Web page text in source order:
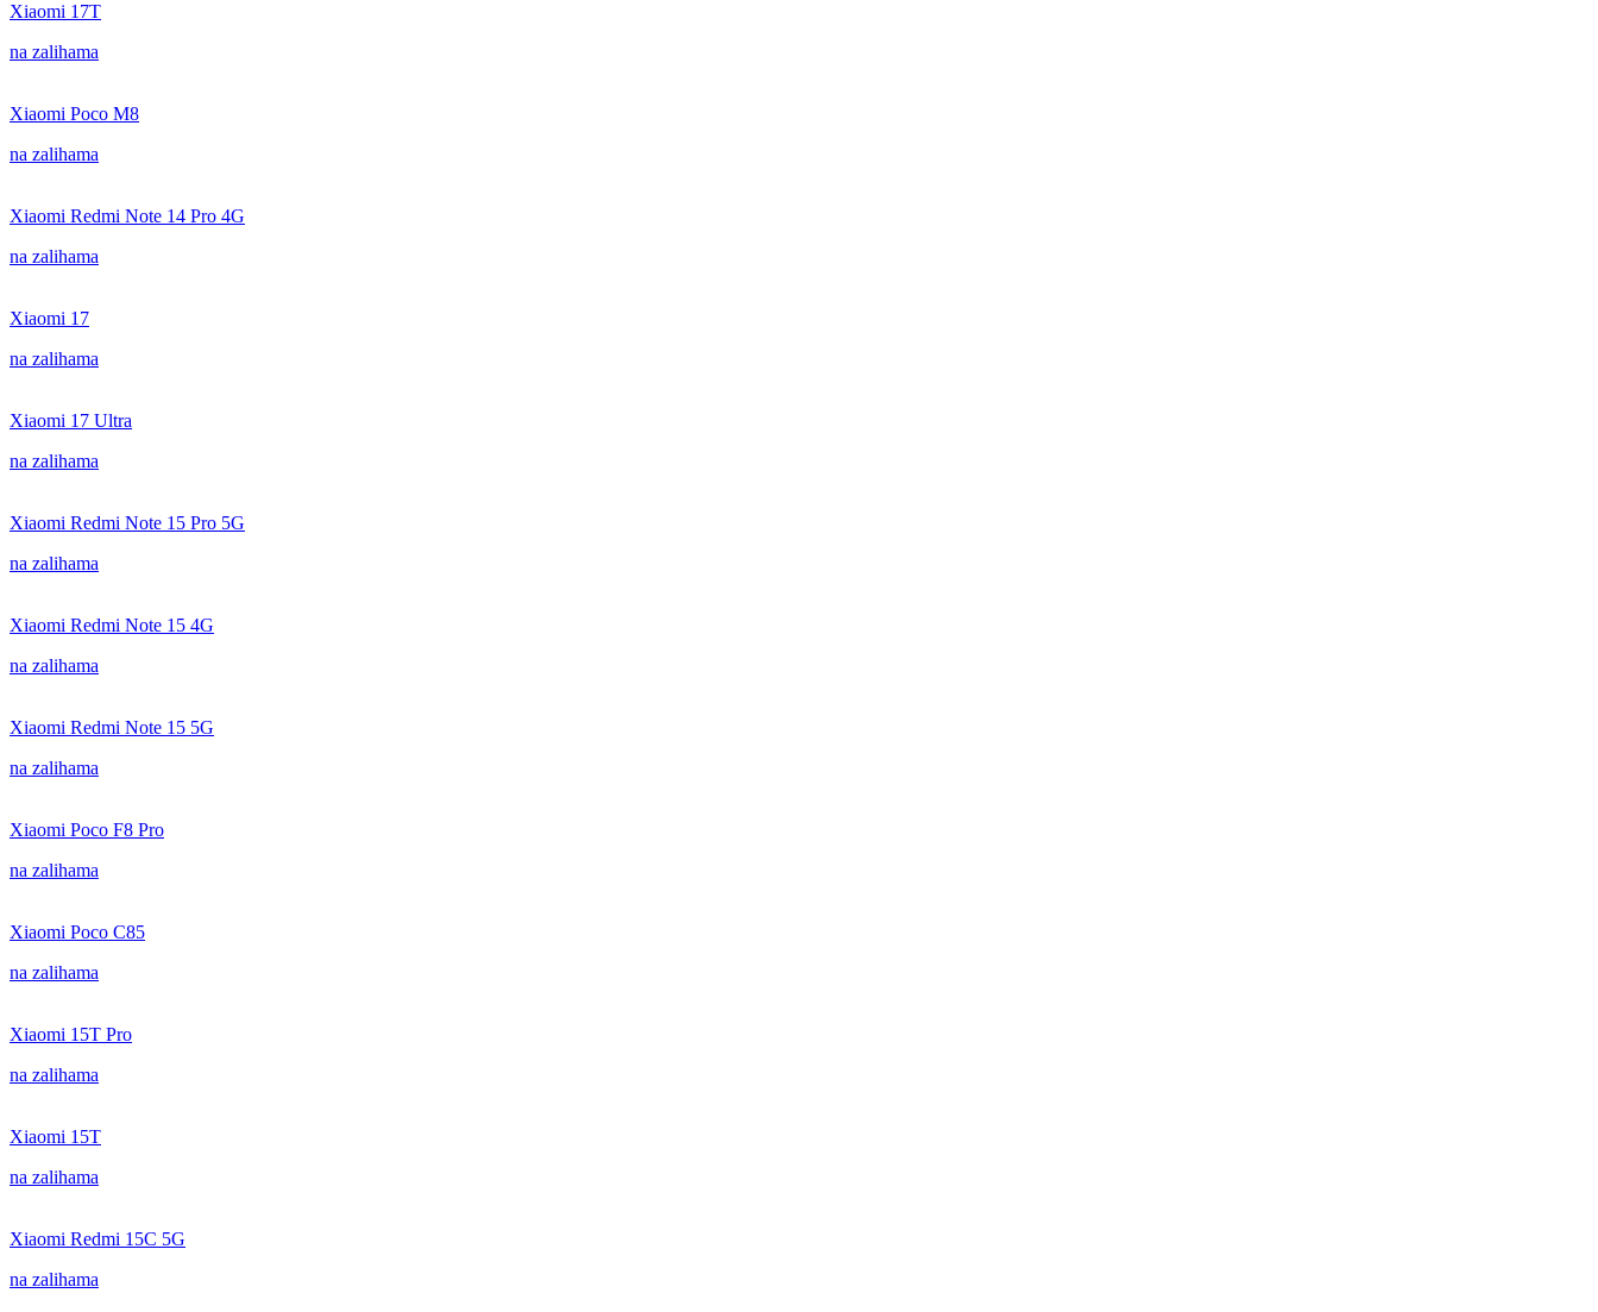
Xiaomi 17T
na zalihama
Xiaomi Poco M8
na zalihama
Xiaomi Redmi Note 14 Pro 4G
na zalihama
Xiaomi 17
na zalihama
Xiaomi 17 Ultra
na zalihama
Xiaomi Redmi Note 15 Pro 5G
na zalihama
Xiaomi Redmi Note 15 4G
na zalihama
Xiaomi Redmi Note 15 5G
na zalihama
Xiaomi Poco F8 Pro
na zalihama
Xiaomi Poco C85
na zalihama
Xiaomi 15T Pro
na zalihama
Xiaomi 15T
na zalihama
Xiaomi Redmi 15C 5G
na zalihama